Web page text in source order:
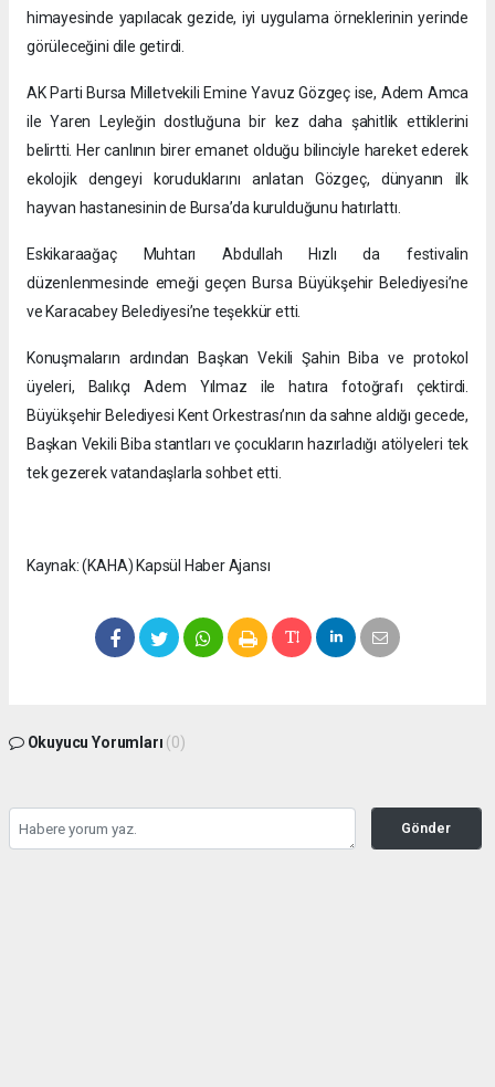
himayesinde yapılacak gezide, iyi uygulama örneklerinin yerinde
görüleceğini dile getirdi.
AK Parti Bursa Milletvekili Emine Yavuz Gözgeç ise, Adem Amca
ile Yaren Leyleğin dostluğuna bir kez daha şahitlik ettiklerini
belirtti. Her canlının birer emanet olduğu bilinciyle hareket ederek
ekolojik dengeyi koruduklarını anlatan Gözgeç, dünyanın ilk
hayvan hastanesinin de Bursa’da kurulduğunu hatırlattı.
Eskikaraağaç Muhtarı Abdullah Hızlı da festivalin
düzenlenmesinde emeği geçen Bursa Büyükşehir Belediyesi’ne
ve Karacabey Belediyesi’ne teşekkür etti.
Konuşmaların ardından Başkan Vekili Şahin Biba ve protokol
üyeleri, Balıkçı Adem Yılmaz ile hatıra fotoğrafı çektirdi.
Büyükşehir Belediyesi Kent Orkestrası’nın da sahne aldığı gecede,
Başkan Vekili Biba stantları ve çocukların hazırladığı atölyeleri tek
tek gezerek vatandaşlarla sohbet etti.
Kaynak: (KAHA) Kapsül Haber Ajansı
Okuyucu Yorumları (0)
Gönder